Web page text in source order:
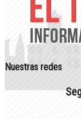
Nuestras redes